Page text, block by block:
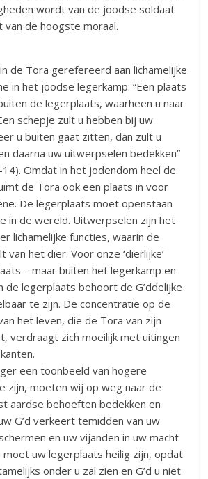
wordt van de joodse soldaat
van de hoogste moraal.
de Tora gerefereerd aan lichamelijke
in het joodse legerkamp: “Een plaats
de legerplaats, waarheen u naar
schepje zult u hebben bij uw
u buiten gaat zitten, dan zult u
daarna uw uitwerpselen bedekken”
Omdat in het jodendom heel de
de Tora ook een plaats in voor
De legerplaats moet openstaan
in de wereld. Uitwerpselen zijn het
lichamelijke functies, waarin de
van het dier. Voor onze ‘dierlijke’
– maar buiten het legerkamp en
de legerplaats behoort de G’ddelijke
te zijn. De concentratie op de
het leven, die de Tora van zijn
verdraagt zich moeilijk met uitingen
een toonbeeld van hogere
zijn, moeten wij op weg naar de
aardse behoeften bedekken en
G’d verkeert temidden van uw
en uw vijanden in uw macht
uw legerplaats heilig zijn, opdat
onder u zal zien en G’d u niet